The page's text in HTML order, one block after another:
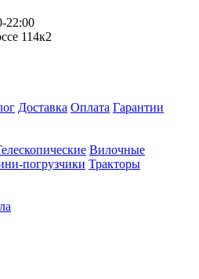
22:00
114к2
Доставка Оплата Гарантии
Вилочные
погрузчики Тракторы